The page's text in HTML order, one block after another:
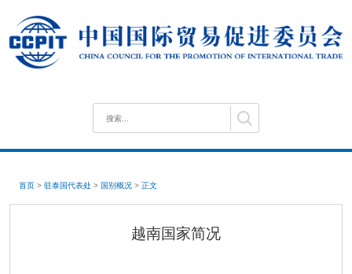
首页 > 驻泰国代表处 > 国别概况 > 正文
越南国家简况